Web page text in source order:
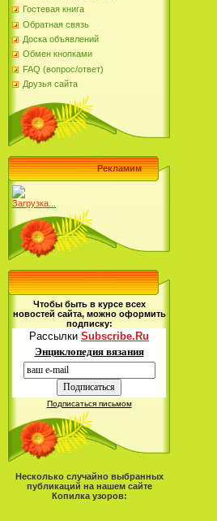
Гостевая книга
Обратная связь
Доска объявлений
Обмен кнопками
FAQ (вопрос/ответ)
Друзья сайта
Рекламим
Загрузка...
Чтобы быть в курсе всех
новостей сайта, можно оформить
подписку:
Рассылки Subscribe.Ru
Энциклопедия вязания
Подписаться письмом
Несколько случайно выбранных
публикаций на нашем сайте
Копилка узоров: